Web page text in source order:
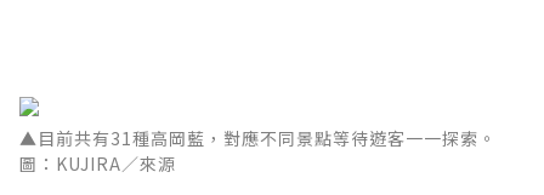
▲目前共有31種高岡藍，對應不同景點等待遊客一一探索。
圖：KUJIRA／來源